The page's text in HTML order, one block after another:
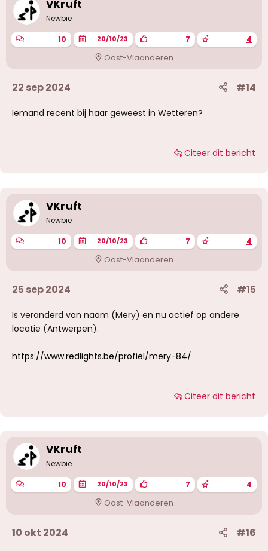
VKruft
Newbie
10 20/10/23 7 4
Oost-Vlaanderen
22 sep 2024 #14
Iemand recent bij haar geweest in Wetteren?
Citeer dit bericht
VKruft
Newbie
10 20/10/23 7 4
Oost-Vlaanderen
25 sep 2024 #15
Is veranderd van naam (Mery) en nu actief op andere
locatie (Antwerpen).
https://www.redlights.be/profiel/mery-84/
Citeer dit bericht
VKruft
Newbie
10 20/10/23 7 4
Oost-Vlaanderen
10 okt 2024 #16